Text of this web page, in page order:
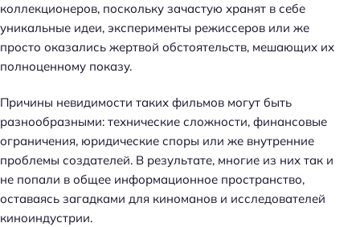
коллекционеров, поскольку зачастую хранят в себе
уникальные идеи, эксперименты режиссеров или же
просто оказались жертвой обстоятельств, мешающих их
полноценному показу.
Причины невидимости таких фильмов могут быть
разнообразными: технические сложности, финансовые
ограничения, юридические споры или же внутренние
проблемы создателей. В результате, многие из них так и
не попали в общее информационное пространство,
оставаясь загадками для киноманов и исследователей
киноиндустрии.